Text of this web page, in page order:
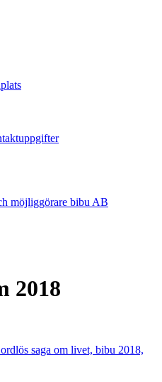
möjliggörare bibu AB
2018